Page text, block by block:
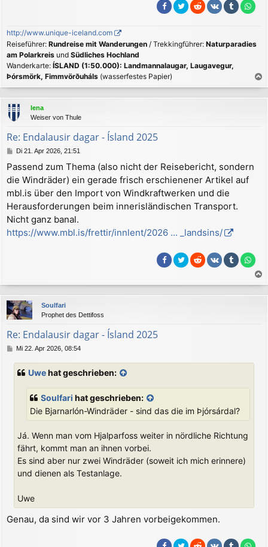
http://www.unique-iceland.com
Reiseführer: Rundreise mit Wanderungen / Trekkingführer: Naturparadies
am Polarkreis und Südliches Hochland
Wanderkarte: ÍSLAND (1:50.000): Landmannalaugar, Laugavegur,
Þórsmörk, Fimmvörðuháls (wasserfestes Papier)
a
c
lena
Weiser von Thule
Re: Endalausir dagar - Ísland 2025
B
i
t
r
a
g
Di 21. Apr 2026, 21:51
Passend zum Thema (also nicht der Reisebericht, sondern
die Windräder) ein gerade frisch erschienener Artikel auf
mbl.is über den Import von Windkraftwerken und die
Herausforderungen beim innerisländischen Transport.
Nicht ganz banal.
https://www.mbl.is/frettir/innlent/2026 ... _landsins/
a
c
Soulfari
Prophet des Dettifoss
Re: Endalausir dagar - Ísland 2025
BMi 22. Apr 2026, 08:54
Uwehat geschrieben:
Soulfari hat geschrieben:
Die Bjarnarlón-Windräder - sind das die im Þjórsárdal?
Já. Wenn man vom Hjalparfoss weiter in nördliche Richtung
fährt, kommt man an ihnen vorbei.
Es sind aber nur zwei Windräder (soweit ich mich erinnere)
und dienen als Testanlage.
Uwe
Genau, da sind wir vor 3 Jahren vorbeigekommen.